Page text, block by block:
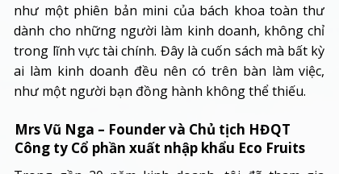
như một phiên bản mini của bách khoa toàn thư
dành cho những người làm kinh doanh, không chỉ
trong lĩnh vực tài chính. Đây là cuốn sách mà bất kỳ
ai làm kinh doanh đều nên có trên bàn làm việc,
như một người bạn đồng hành không thể thiếu.
Mrs Vũ Nga – Founder và Chủ tịch HĐQT
Công ty Cổ phần xuất nhập khẩu Eco Fruits